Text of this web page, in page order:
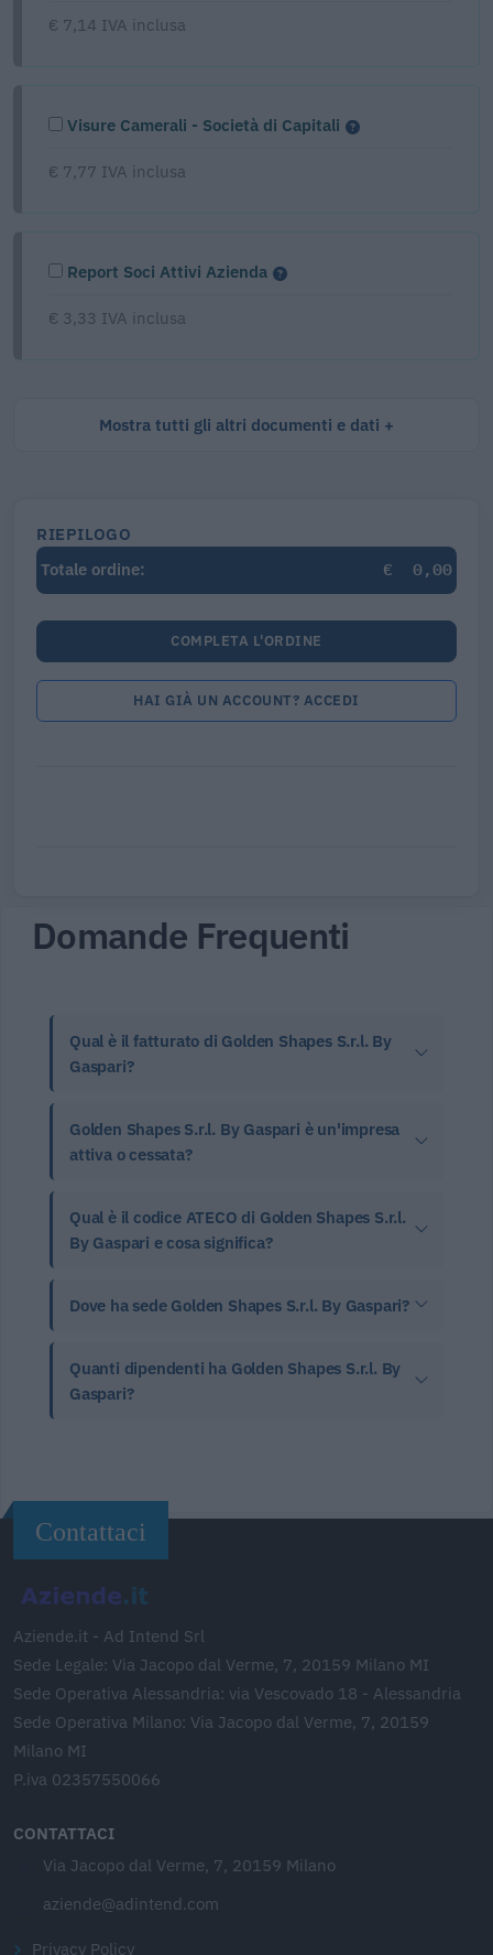
€ 7,14 IVA inclusa
Visure Camerali - Società di Capitali
€ 7,77 IVA inclusa
Report Soci Attivi Azienda
€ 3,33 IVA inclusa
Mostra tutti gli altri documenti e dati
RIEPILOGO
Totale ordine:
€ 0,00
COMPLETA L'ORDINE
HAI GIÀ UN ACCOUNT? ACCEDI
Domande Frequenti
Qual è il fatturato di Golden Shapes S.r.l. By
Gaspari?
Golden Shapes S.r.l. By Gaspari è un'impresa
attiva o cessata?
Qual è il codice ATECO di Golden Shapes S.r.l.
By Gaspari e cosa significa?
Dove ha sede Golden Shapes S.r.l. By Gaspari?
Quanti dipendenti ha Golden Shapes S.r.l. By
Gaspari?
Contattaci
Aziende.it - Ad Intend Srl
Sede Legale: Via Jacopo dal Verme, 7, 20159 Milano MI
Sede Operativa Alessandria: via Vescovado 18 - Alessandria
Sede Operativa Milano: Via Jacopo dal Verme, 7, 20159
Milano MI
P.iva 02357550066
CONTATTACI
Via Jacopo dal Verme, 7, 20159 Milano
aziende@adintend.com
Privacy Policy